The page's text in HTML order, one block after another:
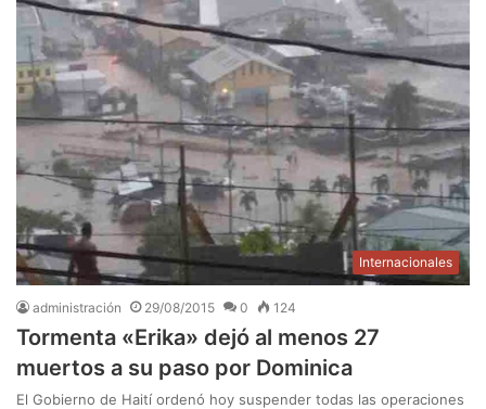
Internacionales
administración 29/08/2015 0 124
Tormenta «Erika» dejó al menos 27
muertos a su paso por Dominica
El Gobierno de Haití ordenó hoy suspender todas las operaciones